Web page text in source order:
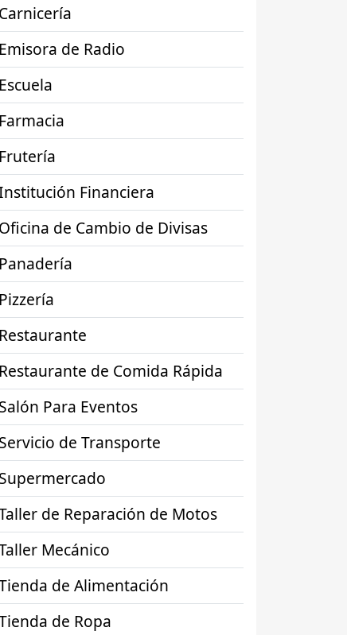
Carnicería
Emisora de Radio
Escuela
Farmacia
Frutería
Financiera
Oficina de Cambio de Divisas
Panadería
Pizzería
Restaurante
Restaurante de Comida Rápida
Salón Para Eventos
Servicio de Transporte
Supermercado
de Reparación de Motos
Mecánico
de Alimentación
de Ropa